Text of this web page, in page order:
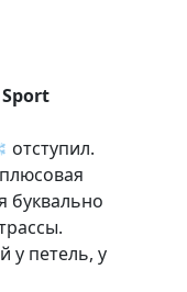
буквально
у петель, у